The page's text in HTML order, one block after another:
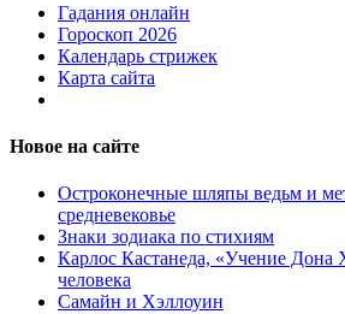
Гадания онлайн
Гороскоп 2026
Календарь стрижек
Карта сайта
Новое на сайте
Остроконечные шляпы ведьм и
средневековье
Знаки зодиака по стихиям
Карлос Кастанеда, «Учение Дона
человека
Самайн и Хэллоуин